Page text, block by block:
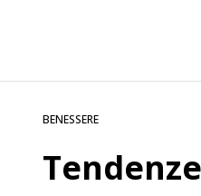
BENESSERE